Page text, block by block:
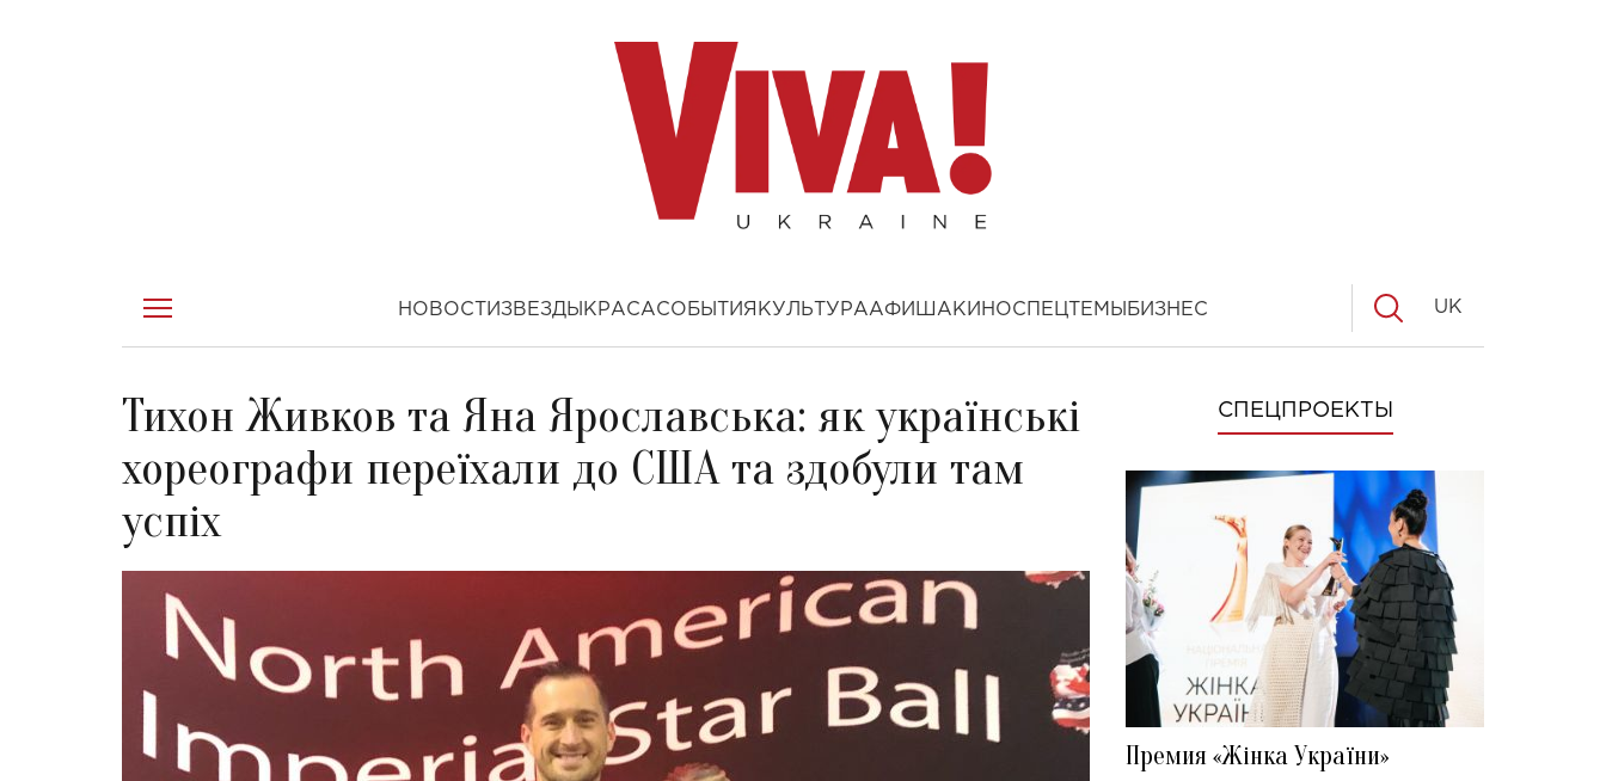
НОВОСТИ ЗВЕЗДЫ КРАСАСОБЫТИЯ КУЛЬТУРААФИША КИНОСПЕЦТЕМЫ БИЗНЕС UK
Тихон Живков та Яна Ярославська: як українські
хореографи переїхали до США та здобули там
успіх
СПЕЦПРОЕКТЫ
Премия «Жінка України»